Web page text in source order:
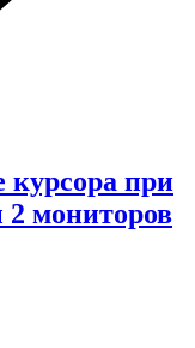
курсора при
2 мониторов